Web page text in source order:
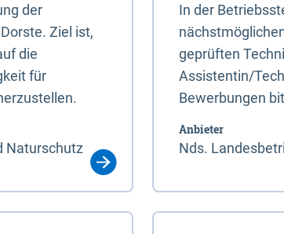
der
Ziel ist,
die
für
Naturschutz
In der
geprüften
Assistentin/
Bewerbungen
Anbieter
Nds.